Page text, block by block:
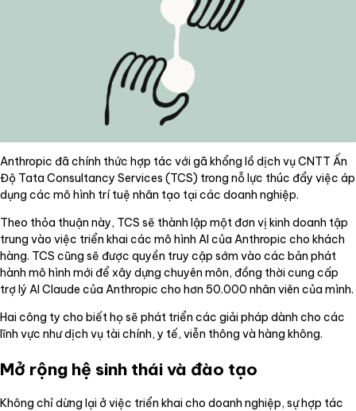
Anthropic đã chính thức hợp tác với gã khổng lồ dịch vụ CNTT Ấn
Độ Tata Consultancy Services (TCS) trong nỗ lực thúc đẩy việc áp
dụng các mô hình trí tuệ nhân tạo tại các doanh nghiệp.
Theo thỏa thuận này, TCS sẽ thành lập một đơn vị kinh doanh tập
trung vào việc triển khai các mô hình AI của Anthropic cho khách
hàng. TCS cũng sẽ được quyền truy cập sớm vào các bản phát
hành mô hình mới để xây dựng chuyên môn, đồng thời cung cấp
trợ lý AI Claude của Anthropic cho hơn 50.000 nhân viên của mình.
Hai công ty cho biết họ sẽ phát triển các giải pháp dành cho các
lĩnh vực như dịch vụ tài chính, y tế, viễn thông và hàng không.
Mở rộng hệ sinh thái và đào tạo
Không chỉ dừng lại ở việc triển khai cho doanh nghiệp, sự hợp tác